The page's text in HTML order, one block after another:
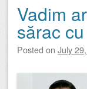
Vadim
sărac
Posted on July